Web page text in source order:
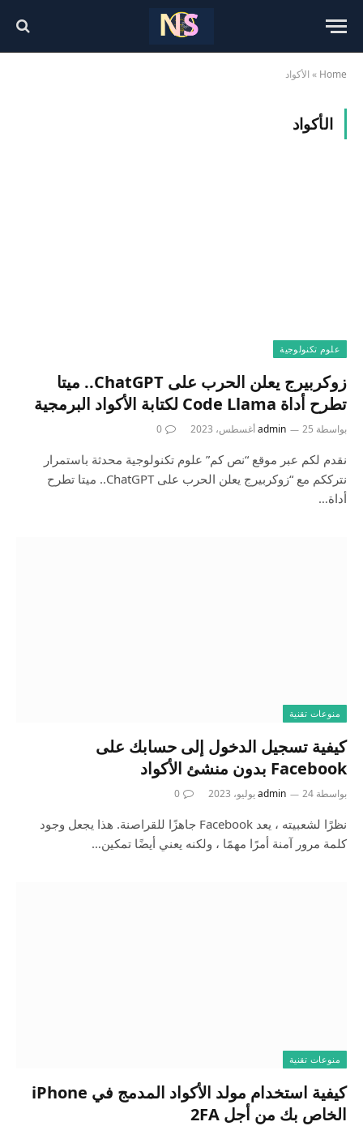
Home
» الأكواد
الأكواد
علوم تكنولوجية
زوكربيرج يعلن الحرب على ChatGPT.. ميتا
تطرح أداة Code Llama لكتابة الأكواد البرمجية
بواسطة admin 25 أغسطس، 2023 0
نقدم لكم عبر موقع “نص كم” علوم تكنولوجية محدثة باستمرار
نترككم مع “زوكربيرج يعلن الحرب على ChatGPT.. ميتا تطرح
أداة…
منوعات تقنية
كيفية تسجيل الدخول إلى حسابك على
Facebook بدون منشئ الأكواد
بواسطة admin 24 يوليو، 2023 0
نظرًا لشعبيته ، يعد Facebook جاهزًا للقراصنة. هذا يجعل وجود
كلمة مرور آمنة أمرًا مهمًا ، ولكنه يعني أيضًا تمكين…
منوعات تقنية
كيفية استخدام مولد الأكواد المدمج في iPhone
الخاص بك من أجل 2FA